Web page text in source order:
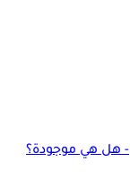
هل هي موجودة؟